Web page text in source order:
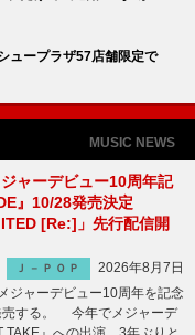
ュープラザ57店舗限定で
MUSIC NEWS
ャーデビュー10周年記
』10/28発売決定
[Re:]」先行配信開
Ｊ－ＰＯＰ
2026年8月7日
ジャーデビュー10周年を記念
売する。 今年でメジャーデ